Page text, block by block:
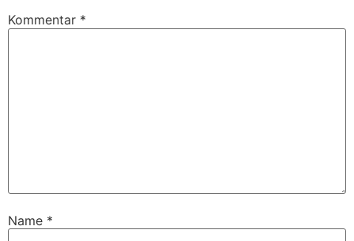
Kommentar *
Name *